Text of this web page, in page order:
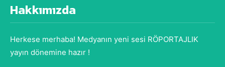
Hakkımızda
Herkese merhaba! Medyanın yeni sesi RÖPORTAJLIK
yayın dönemine hazır !